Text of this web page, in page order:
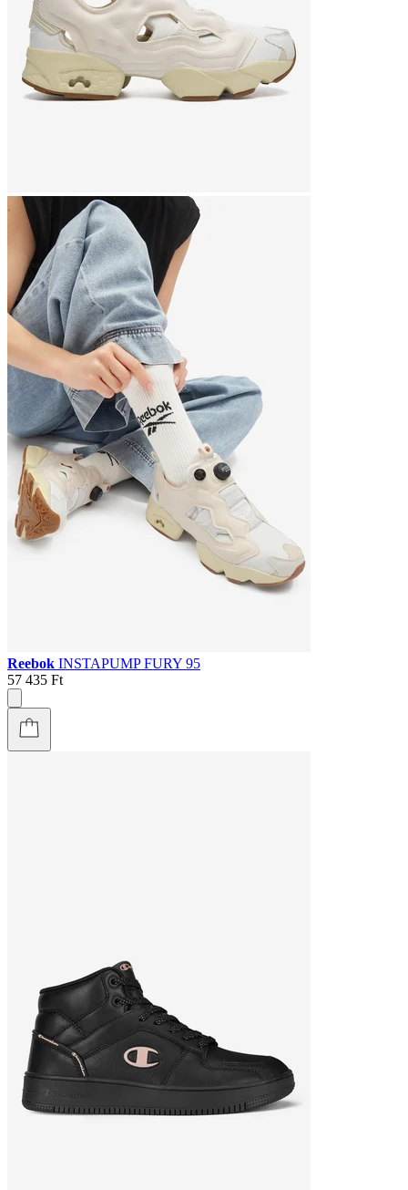
Reebok INSTAPUMP FURY 95
57 435 Ft